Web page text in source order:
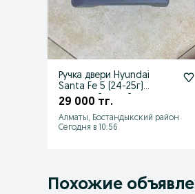
Ручка двери Hyundai
Santa Fe 5 (24-25г)
передний левый
29 000 тг.
Алматы, Бостандыкский район
Сегодня в 10:56
Похожие